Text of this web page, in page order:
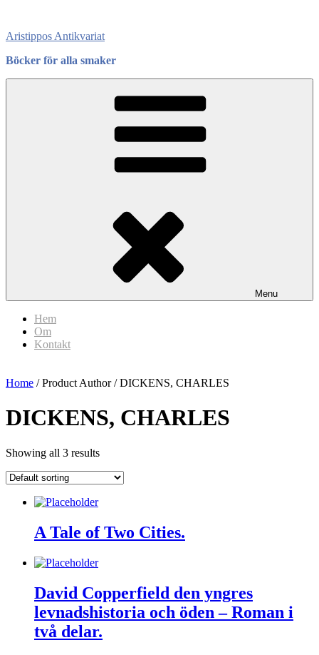
content
Aristippos Antikvariat
Böcker för alla smaker
Menu
Hem
Om
Kontakt
Home / Product Author / DICKENS, CHARLES
DICKENS, CHARLES
Showing all 3 results
A Tale of Two Cities.
David Copperfield den yngres
levnadshistoria och öden – Roman i
två delar.